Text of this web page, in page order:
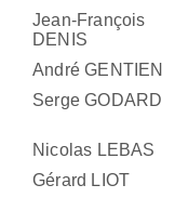
Jean-François
DENIS
André GENTIEN
Serge GODARD
Nicolas LEBAS
Gérard LIOT